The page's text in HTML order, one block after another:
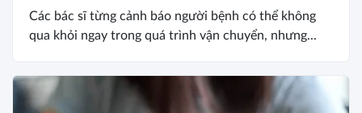
Các bác sĩ từng cảnh báo người bệnh có thể không
qua khỏi ngay trong quá trình vận chuyển, nhưng...